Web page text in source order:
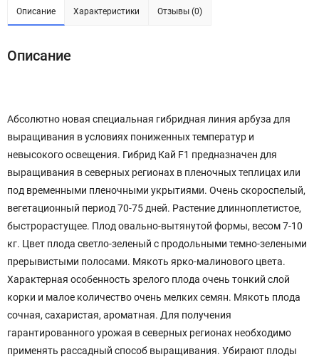
Описание Характеристики Отзывы (0)
Описание
Абсолютно новая специальная гибридная линия арбуза для
выращивания в условиях пониженных температур и
невысокого освещения. Гибрид Кай F1 предназначен для
выращивания в северных регионах в пленочных теплицах или
под временными пленочными укрытиями. Очень скороспелый,
вегетационный период 70-75 дней. Растение длинноплетистое,
быстрорастущее. Плод овально-вытянутой формы, весом 7-10
кг. Цвет плода светло-зеленый с продольными темно-зелеными
прерывистыми полосами. Мякоть ярко-малинового цвета.
Характерная особенность зрелого плода очень тонкий слой
корки и малое количество очень мелких семян. Мякоть плода
сочная, сахаристая, ароматная. Для получения
гарантированного урожая в северных регионах необходимо
применять рассадный способ выращивания. Убирают плоды